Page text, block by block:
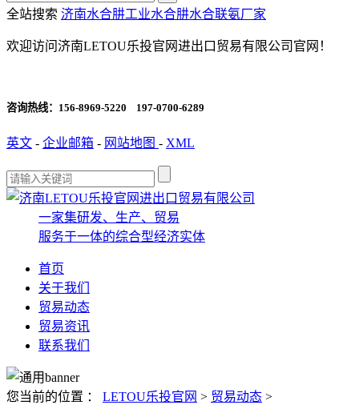
全站搜索 济南水合肼工业水合肼水合联氨厂家
欢迎访问济南LETOU乐投官网进出口贸易有限公司官网！
咨询热线： 156-8969-5220 197-0700-6289
英文 - 企业邮箱 - 网站地图 - XML
一家集研发、生产、贸易
服务于一体的综合型经济实体
首页
关于我们
贸易动态
贸易资讯
联系我们
您当前的位置 ： LETOU乐投官网 > 贸易动态 >